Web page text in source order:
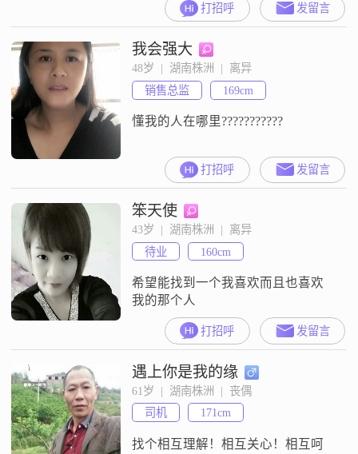
打招呼 发留言
我会强大
48岁  |  湖南株洲  |  离异
销售总监
169cm
懂我的人在哪里???????????
打招呼 发留言
笨天使
43岁  |  湖南株洲  |  离异
待业
160cm
希望能找到一个我喜欢而且也喜欢
我的那个人
打招呼 发留言
遇上你是我的缘
61岁  |  湖南株洲  |  丧偶
司机
171cm
找个相互理解！相互关心！相互呵